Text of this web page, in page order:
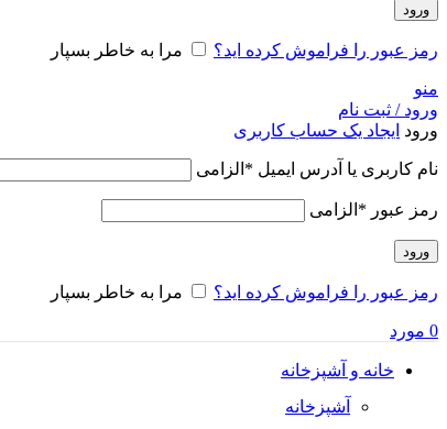
ورود
رمز عبور را فراموش کرده اید؟ مرا به خاطر بسپار
منو
ورود / ثبت نام
ورود ایجاد یک حساب کاربری
نام کاربری یا آدرس ایمیل * الزامی
رمز عبور * الزامی
ورود
رمز عبور را فراموش کرده اید؟ مرا به خاطر بسپار
0 مورد
خانه و آشپزخانه
آشپزخانه